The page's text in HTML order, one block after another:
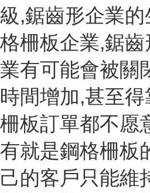
級,鋸齒形企業
格柵板企業,鋸
業有可能會被關
時間增加,甚至
柵板訂單都不愿
有就是鋼格柵板
己的客戶只能維